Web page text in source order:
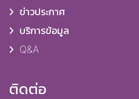
ข่าวประกาศ
บริการข้อมูล
Q&A
ติดต่อ